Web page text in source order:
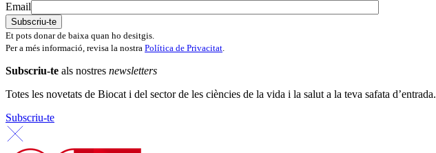
Email
Et pots donar de baixa quan ho desitgis.
Per a més informació, revisa la nostra Política de Privacitat.
Subscriu-te als nostres newsletters
Totes les novetats de Biocat i del sector de les ciències de la vida i la salut a la teva safata d’entrada.
Subscriu-te